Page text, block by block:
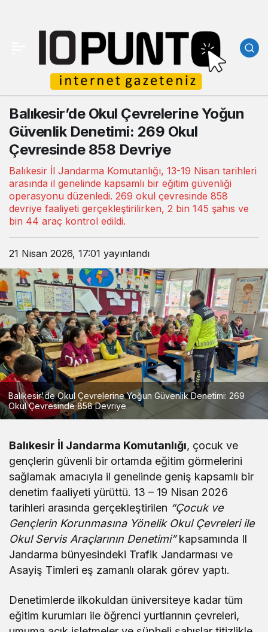
Balıkesir’de Okul Çevrelerine Yoğun
Güvenlik Denetimi: 269 Okul
Çevresinde 858 Devriye
Balıkesir İl Jandarma Komutanlığı, 13-19 Nisan tarihleri
arasında il genelinde kapsamlı bir eğitim güvenliği
operasyonu düzenledi. 269 okul çevresinde 858
devriye faaliyeti gerçekleştirilirken, 2 bin 145 şahıs ve
bin 44 araç kontrol edildi.
21 Nisan 2026, 17:01 yayınlandı
Balıkesir'de Okul Çevrelerine Yoğun Güvenlik Denetimi: 269
Okul Çevresinde 858 Devriye
Balıkesir İl Jandarma Komutanlığı, çocuk ve
gençlerin güvenli bir ortamda eğitim görmelerini
sağlamak amacıyla il genelinde geniş kapsamlı bir
denetim faaliyeti yürüttü. 13 – 19 Nisan 2026
tarihleri arasında gerçekleştirilen “Çocuk ve
Gençlerin Korunmasına Yönelik Okul Çevreleri ile
Okul Servis Araçlarının Denetimi”kapsamında Il
Jandarma bünyesindeki Trafik Jandarması ve
Asayiş Timleri eş zamanlı olarak görev yaptı.
Denetimlerde ilkokuldan üniversiteye kadar tüm
eğitim kurumları ile öğrenci yurtlarının çevreleri,